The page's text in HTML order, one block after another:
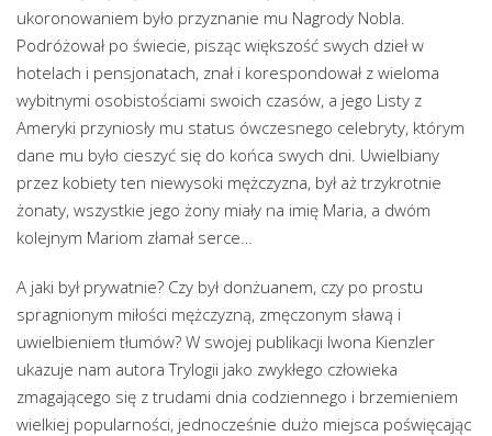
ukoronowaniem było przyznanie mu Nagrody Nobla.
Podróżował po świecie, pisząc większość swych dzieł w
hotelach i pensjonatach, znał i korespondował z wieloma
wybitnymi osobistościami swoich czasów, a jego Listy z
Ameryki przyniosły mu status ówczesnego celebryty, którym
dane mu było cieszyć się do końca swych dni. Uwielbiany
przez kobiety ten niewysoki mężczyzna, był aż trzykrotnie
żonaty, wszystkie jego żony miały na imię Maria, a dwóm
kolejnym Mariom złamał serce…
A jaki był prywatnie? Czy był donżuanem, czy po prostu
spragnionym miłości mężczyzną, zmęczonym sławą i
uwielbieniem tłumów? W swojej publikacji Iwona Kienzler
ukazuje nam autora Trylogii jako zwykłego człowieka
zmagającego się z trudami dnia codziennego i brzemieniem
wielkiej popularności, jednocześnie dużo miejsca poświęcając